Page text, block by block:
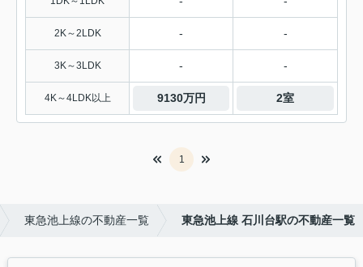
2K～2LDK - -
3K～3LDK - -
4K～4LDK以上 9130万円 2室
1
東急池上線の不動産一覧 東急池上線 石川台駅の不動産一覧